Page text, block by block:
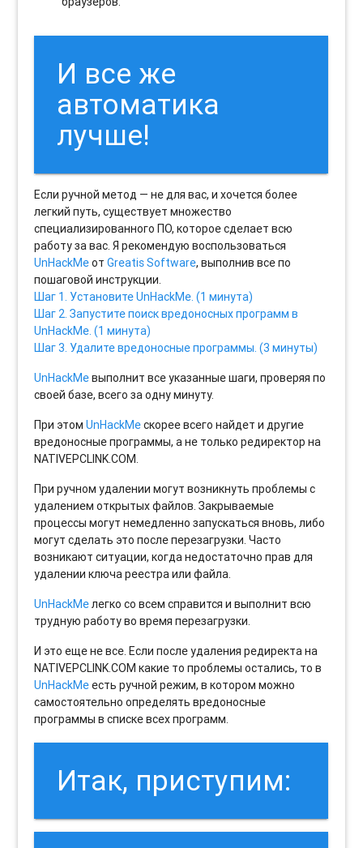
И все же
автоматика
лучше!
Если ручной метод — не для вас, и хочется более
легкий путь, существует множество
специализированного ПО, которое сделает всю
работу за вас. Я рекомендую воспользоваться
UnHackMeотGreatis Software, выполнив все по
пошаговой инструкции.
Шаг 1. Установите UnHackMe. (1 минута)
Шаг 2. Запустите поиск вредоносных программ в
UnHackMe. (1 минута)
Шаг 3. Удалите вредоносные программы. (3 минуты)
UnHackMeвыполнит все указанные шаги, проверяя по
своей базе, всего за одну минуту.
При этомUnHackMeскорее всего найдет и другие
вредоносные программы, а не только редиректор на
NATIVEPCLINK.COM.
При ручном удалении могут возникнуть проблемы с
удалением открытых файлов. Закрываемые
процессы могут немедленно запускаться вновь, либо
могут сделать это после перезагрузки. Часто
возникают ситуации, когда недостаточно прав для
удалении ключа реестра или файла.
UnHackMeлегко со всем справится и выполнит всю
трудную работу во время перезагрузки.
И это еще не все. Если после удаления редиректа на
NATIVEPCLINK.COM какие то проблемы остались, то в
UnHackMeесть ручной режим, в котором можно
самостоятельно определять вредоносные
программы в списке всех программ.
Итак, приступим: